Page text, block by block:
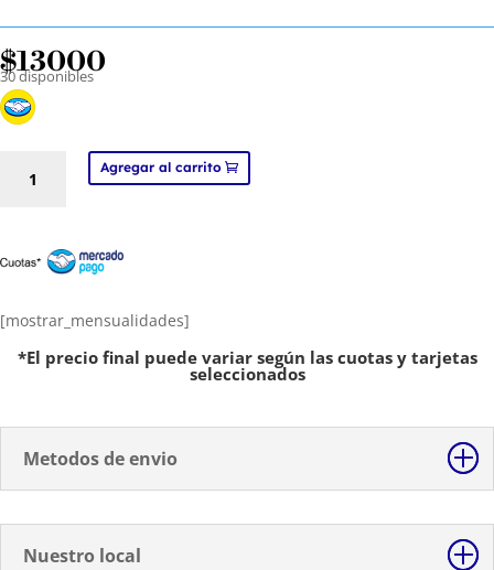
$13000
30 disponibles
Autoadhesivo
A3
20hojas
Inkjet
Agregar al carrito
[mostrar_mensualidades]
*El precio final puede variar según las cuotas y tarjetas
seleccionados
Metodos de envio
Nuestro local